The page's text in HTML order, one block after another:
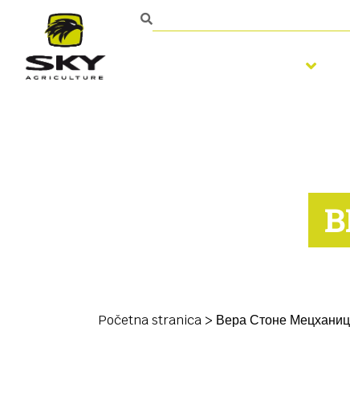
Početna stranica > Вера Стоне